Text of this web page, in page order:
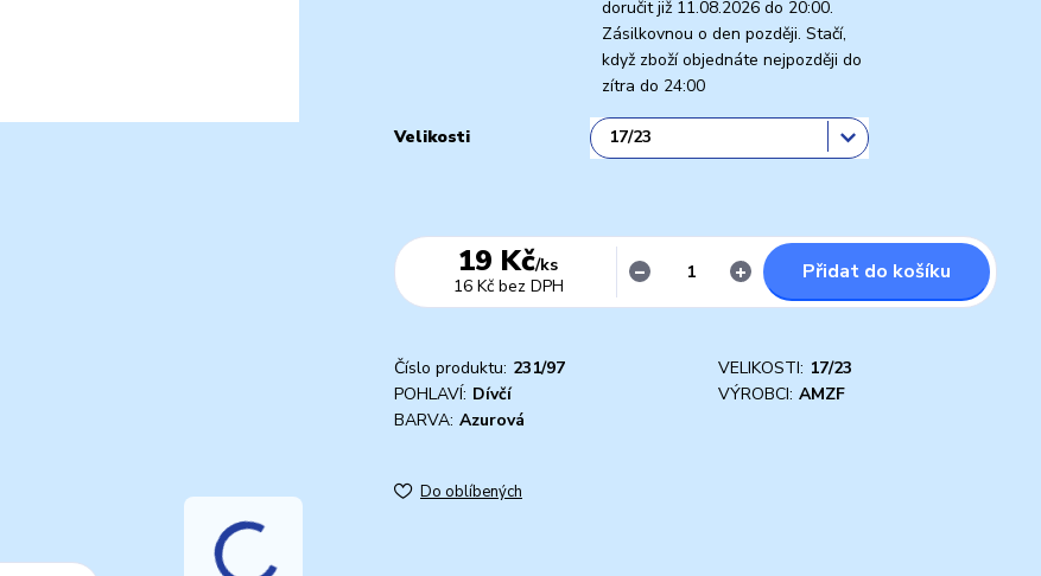
doručit již 11.08.2026 do 20:00.
Zásilkovnou o den později. Stačí,
když zboží objednáte nejpozději do
zítra do 24:00
Velikosti
19 Kč/ks
16 Kč bez DPH
Přidat do košíku
Číslo produktu: 231/97 VELIKOSTI: 17/23
POHLAVÍ: Dívčí VÝROBCI: AMZF
BARVA: Azurová
Do oblíbených